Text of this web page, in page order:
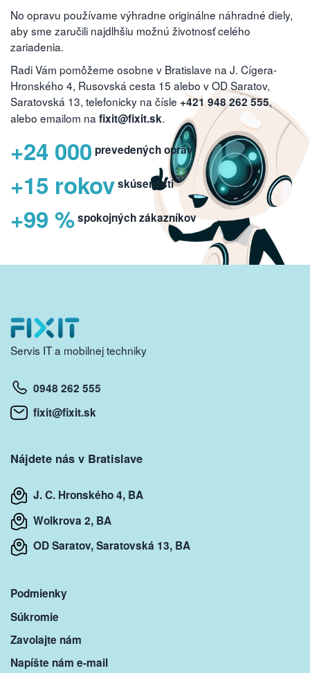
No opravu používame výhradne originálne náhradné diely,
aby sme zaručili najdlhšiu možnú životnosť celého
zariadenia.
Radi Vám pomôžeme osobne v Bratislave na J. Cígera-
Hronského 4, Rusovská cesta 15 alebo v OD Saratov,
Saratovská 13, telefonicky na čísle +421 948 262 555,
alebo emailom na fixit@fixit.sk.
+24 000 prevedených opráv
+15 rokovskúseností
+99 %spokojných zákazníkov
Servis IT a mobilnej techniky
0948 262 555
fixit@fixit.sk
Nájdete nás v Bratislave
J. C. Hronského 4, BA
Wolkrova 2, BA
OD Saratov, Saratovská 13, BA
Podmienky
Súkromie
Zavolajte nám
Napíšte nám e-mail